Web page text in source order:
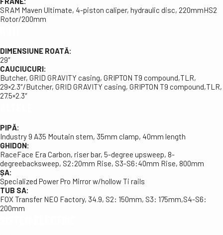
SRAM Maven Ultimate, 4-piston caliper, hydraulic disc, 220mmHS2
Rotor/200mm
DIMENSIUNE ROATĂ:
29″
CAUCIUCURI:
Butcher, GRID GRAVITY casing, GRIPTON T9 compound,TLR,
29×2.3″/Butcher, GRID GRAVITY casing, GRIPTON T9 compound,TLR,
27.5×2.3″
PIPĂ:
Industry 9 A35 Moutain stem, 35mm clamp, 40mm length
GHIDON:
RaceFace Era Carbon, riser bar, 5-degree upsweep, 8-
degreebacksweep, S2:20mm Rise, S3-S6:40mm Rise, 800mm
ȘA:
Specialized Power Pro Mirror w/hollow Ti rails
TUB SA:
FOX Transfer NEO Factory, 34.9, S2: 150mm, S3: 175mm,S4-S6:
200mm